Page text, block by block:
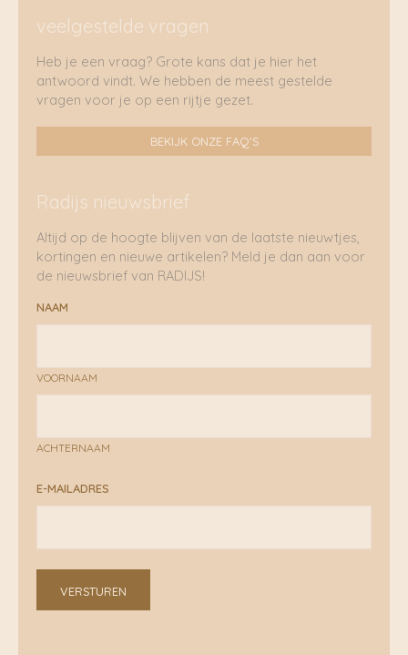
veelgestelde vragen
Heb je een vraag? Grote kans dat je hier het
antwoord vindt. We hebben de meest gestelde
vragen voor je op een rijtje gezet.
BEKIJK ONZE FAQ'S
Radijs nieuwsbrief
Altijd op de hoogte blijven van de laatste nieuwtjes,
kortingen en nieuwe artikelen? Meld je dan aan voor
de nieuwsbrief van RADIJS!
NAAM
VOORNAAM
ACHTERNAAM
E-MAILADRES
VERSTUREN